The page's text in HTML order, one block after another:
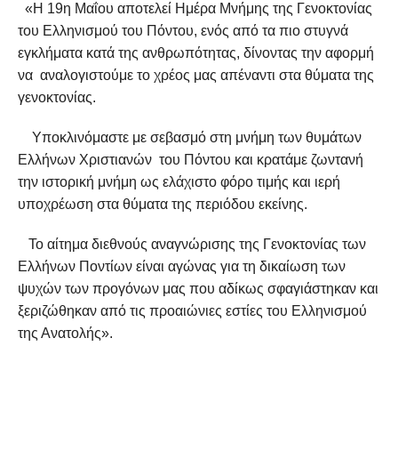
«Η 19η Μαΐου αποτελεί Ημέρα Μνήμης της Γενοκτονίας
του Ελληνισμού του Πόντου, ενός από τα πιο στυγνά
εγκλήματα κατά της ανθρωπότητας, δίνοντας την αφορμή
να αναλογιστούμε το χρέος μας απέναντι στα θύματα της
γενοκτονίας.
Υποκλινόμαστε με σεβασμό στη μνήμη των θυμάτων
Ελλήνων Χριστιανών του Πόντου και κρατάμε ζωντανή
την ιστορική μνήμη ως ελάχιστο φόρο τιμής και ιερή
υποχρέωση στα θύματα της περιόδου εκείνης.
Το αίτημα διεθνούς αναγνώρισης της Γενοκτονίας των
Ελλήνων Ποντίων είναι αγώνας για τη δικαίωση των
ψυχών των προγόνων μας που αδίκως σφαγιάστηκαν και
ξεριζώθηκαν από τις προαιώνιες εστίες του Ελληνισμού
της Ανατολής».